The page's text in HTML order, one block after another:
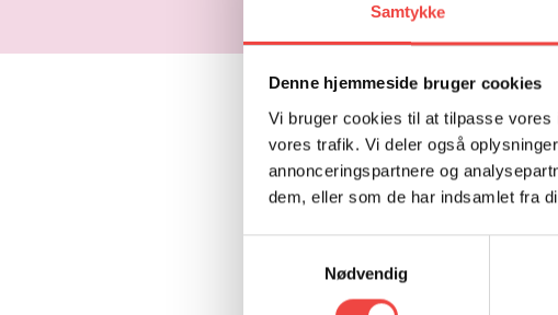
Samtykke
Denne hjemmeside bruger cookies
Vi bruger cookies til at tilpasse
vores trafik. Vi deler også
annonceringspartnere og
dem, eller som de har indsamlet fra
Nødvendig
SAMARBEJDE
Projektet bliver til virkelighed i
branchen.
i læring på